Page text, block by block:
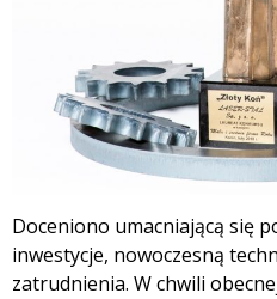
Doceniono umacniającą się
inwestycje, nowoczesną
zatrudnienia. W chwili